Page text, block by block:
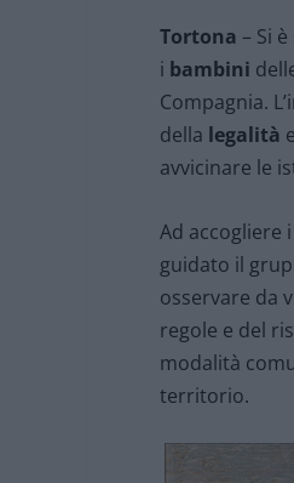
Tortona – Si
i bambini
Compagnia.
della legalità
avvicinare le
Ad accogliere
guidato il
osservare da
regole e del
modalità
territorio.